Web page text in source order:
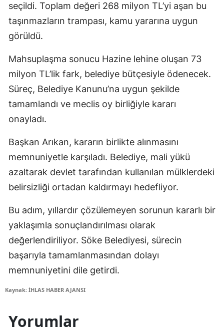
seçildi. Toplam değeri 268 milyon TL’yi aşan bu
taşınmazların trampası, kamu yararına uygun
görüldü.
Mahsuplaşma sonucu Hazine lehine oluşan 73
milyon TL’lik fark, belediye bütçesiyle ödenecek.
Süreç, Belediye Kanunu’na uygun şekilde
tamamlandı ve meclis oy birliğiyle kararı
onayladı.
Başkan Arıkan, kararın birlikte alınmasını
memnuniyetle karşıladı. Belediye, mali yükü
azaltarak devlet tarafından kullanılan mülklerdeki
belirsizliği ortadan kaldırmayı hedefliyor.
Bu adım, yıllardır çözülemeyen sorunun kararlı bir
yaklaşımla sonuçlandırılması olarak
değerlendiriliyor. Söke Belediyesi, sürecin
başarıyla tamamlanmasından dolayı
memnuniyetini dile getirdi.
Kaynak: İHLAS HABER AJANSI
Yorumlar